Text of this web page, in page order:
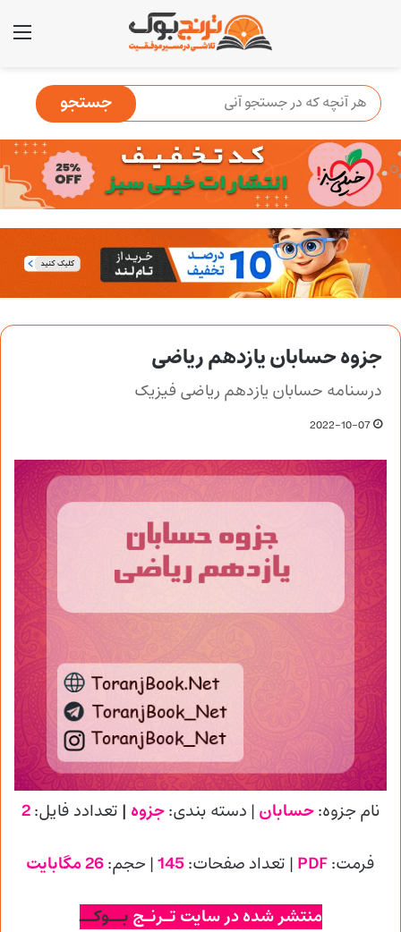
جزوه حسابان یازدهم ریاضی
درسنامه حسابان یازدهم ریاضی فیزیک
2022-10-07
نام جزوه:حسابان | دسته بندی:جزوه | تعدادد فایل:2
فرمت:PDF | تعداد صفحات:145| حجم:26 مگابایت
منتشر شده در سایت تـرنـج بــوکــ